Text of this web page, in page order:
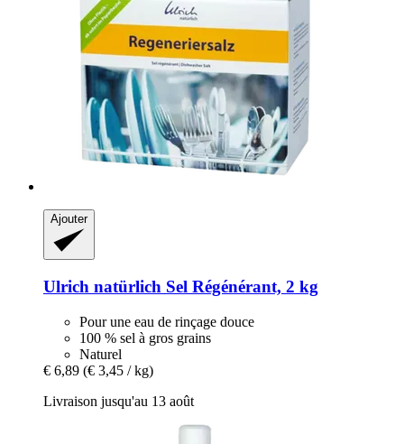
Ajouter
Ulrich natürlich Sel Régénérant, 2 kg
Pour une eau de rinçage douce
100 % sel à gros grains
Naturel
€ 6,89 (€ 3,45 / kg)
Livraison jusqu'au 13 août